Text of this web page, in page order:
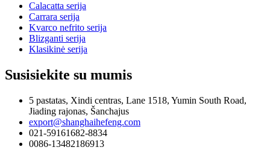
Calacatta serija
Carrara serija
Kvarco nefrito serija
Blizganti serija
Klasikinė serija
Susisiekite su mumis
5 pastatas, Xindi centras, Lane 1518, Yumin South Road,
Jiading rajonas, Šanchajus
export@shanghaihefeng.com
021-59161682-8834
0086-13482186913